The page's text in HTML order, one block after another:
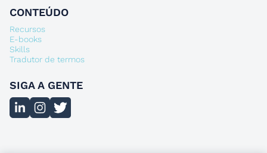
CONTEÚDO
Recursos
E-books
Skills
Tradutor de termos
SIGA A GENTE